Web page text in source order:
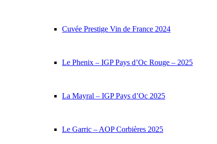
Cuvée Prestige Vin de France 2024
Le Phenix – IGP Pays d’Oc Rouge – 2025
La Mayral – IGP Pays d’Oc 2025
Le Garric – AOP Corbières 2025